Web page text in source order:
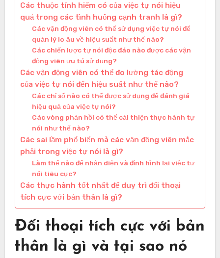
Các thuộc tính hiếm có của việc tự nói hiệu
quả trong các tình huống cạnh tranh là gì?
Các vận động viên có thể sử dụng việc tự nói để
quản lý lo âu về hiệu suất như thế nào?
Các chiến lược tự nói độc đáo nào được các vận
động viên ưu tú sử dụng?
Các vận động viên có thể đo lường tác động
của việc tự nói đến hiệu suất như thế nào?
Các chỉ số nào có thể được sử dụng để đánh giá
hiệu quả của việc tự nói?
Các vòng phản hồi có thể cải thiện thực hành tự
nói như thế nào?
Các sai lầm phổ biến mà các vận động viên mắc
phải trong việc tự nói là gì?
Làm thế nào để nhận diện và định hình lại việc tự
nói tiêu cực?
Các thực hành tốt nhất để duy trì đối thoại
tích cực với bản thân là gì?
Đối thoại tích cực với bản
thân là gì và tại sao nó